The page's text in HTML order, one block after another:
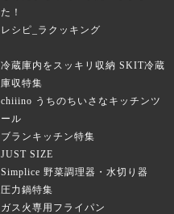
た！
レシピ_ラクッキング
冷蔵庫内をスッキリ収納 SKIT冷蔵
庫収特集
chiiino うちのちいさなキッチンツ
ール
ブランキッチン特集
JUST SIZE
Simplice 野菜調理器・水切り器
圧力鍋特集
ガス火専用フライパン